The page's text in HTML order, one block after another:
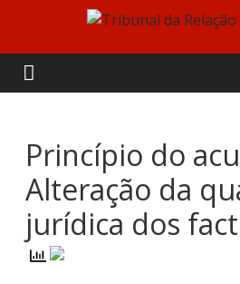
content
Tribunal
da
Relação
de
Coimbra
Princípio do
Alteração da
jurídica dos